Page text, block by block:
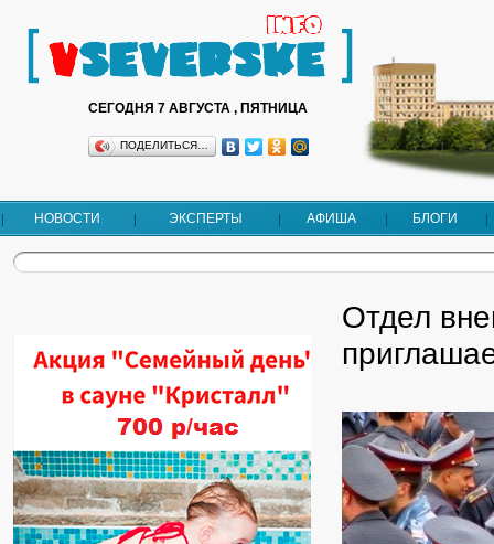
СЕГОДНЯ 7 АВГУСТА , ПЯТНИЦА
ПОДЕЛИТЬСЯ…
НОВОСТИ ЭКСПЕРТЫ АФИША БЛОГИ
Отдел